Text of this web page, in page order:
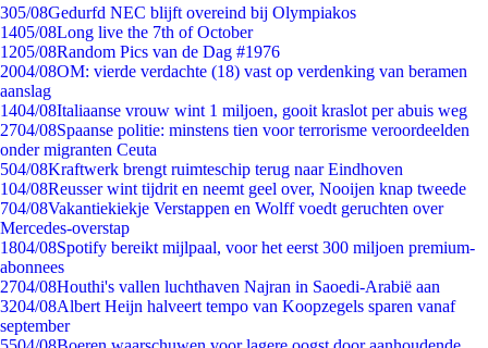
305/08Gedurfd NEC blijft overeind bij Olympiakos
1405/08Long live the 7th of October
1205/08Random Pics van de Dag #1976
2004/08OM: vierde verdachte (18) vast op verdenking van beramen
aanslag
1404/08Italiaanse vrouw wint 1 miljoen, gooit kraslot per abuis weg
2704/08Spaanse politie: minstens tien voor terrorisme veroordeelden
onder migranten Ceuta
504/08Kraftwerk brengt ruimteschip terug naar Eindhoven
104/08Reusser wint tijdrit en neemt geel over, Nooijen knap tweede
704/08Vakantiekiekje Verstappen en Wolff voedt geruchten over
Mercedes-overstap
1804/08Spotify bereikt mijlpaal, voor het eerst 300 miljoen premium-
abonnees
2704/08Houthi's vallen luchthaven Najran in Saoedi-Arabië aan
3204/08Albert Heijn halveert tempo van Koopzegels sparen vanaf
september